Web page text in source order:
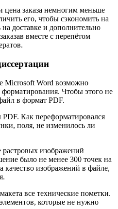
цена заказа немногим меньше
его, чтобы сэкономить на
доставке и дополнительно
вместе с перепётом
Microsoft Word возможно
Чтобы этого не
в формат PDF.
Как переформатировался
поля, не изменилось ли
изображений
было не менее 300 точек на
изображений в файле,
все технические пометки.
которые не нужно